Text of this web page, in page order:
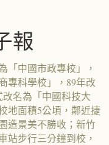
報
「中國市政專校」，
專科學校」，89年改
名為「中國科技大
地面積5公頃，鄰近捷
造景美不勝收；新竹
站步行三分鐘到校，